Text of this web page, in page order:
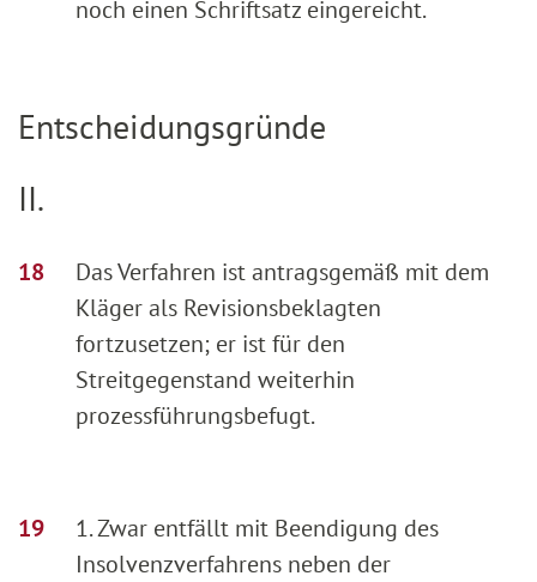
noch einen Schriftsatz eingereicht.
Entscheidungsgründe
II.
Das Verfahren ist antragsgemäß mit dem
Kläger als Revisionsbeklagten
fortzusetzen; er ist für den
Streitgegenstand weiterhin
prozessführungsbefugt.
1. Zwar entfällt mit Beendigung des
Insolvenzverfahrens neben der